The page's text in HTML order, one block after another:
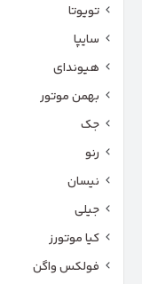
تویوتا
سایپا
هیوندای
بهمن موتور
جک
رنو
نیسان
جیلی
کیا موتورز
فولکس واگن